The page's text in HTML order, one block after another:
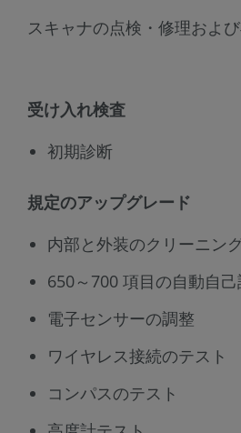
スキャナの点検・修理およ
受け入れ検査
初期診断
規定のアップグレード
内部と外装のクリーニン
650～700 項目の自動自
電子センサーの調整
ワイヤレス接続のテスト
コンパスのテスト